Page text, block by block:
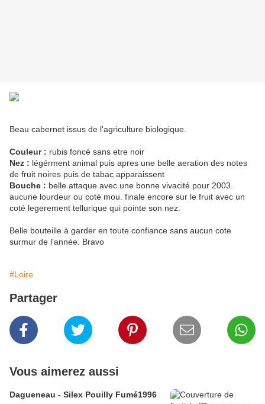
Beau cabernet issus de l'agriculture biologique.
Couleur : rubis foncé sans etre noir
Nez : légérment animal puis apres une belle aeration des notes
de fruit noires puis de tabac apparaissent
Bouche : belle attaque avec une bonne vivacité pour 2003.
aucune lourdeur ou coté mou. finale encore sur le fruit avec un
coté legerement tellurique qui pointe son nez.
Belle bouteille à garder en toute confiance sans aucun cote
surmur de l'année. Bravo
#Loire
Partager
Vous aimerez aussi
Dagueneau - Silex Pouilly Fumé1996